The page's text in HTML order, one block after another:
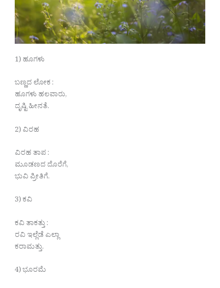
1) ಹೂಗಳು
ಬಣ್ಣದ ಲೋಕ :
ಹೂಗಳು ಹಲವಾರು,
ದೃಷ್ಟಿ ಹೀನತೆ.
2) ವಿರಹ
ವಿರಹ ತಾಪ :
ಮೂಡಣದ ದೊರೆಗೆ,
ಭುವಿ ಪ್ರೀತಿಗೆ.
3) ಕವಿ
ಕವಿ ತಾಕತ್ತು :
ರವಿ ಇಲ್ಲೆಡೆ ಎಲ್ಲಾ
ಕರಾಮತ್ತು.
4) ಭೂರಮೆ